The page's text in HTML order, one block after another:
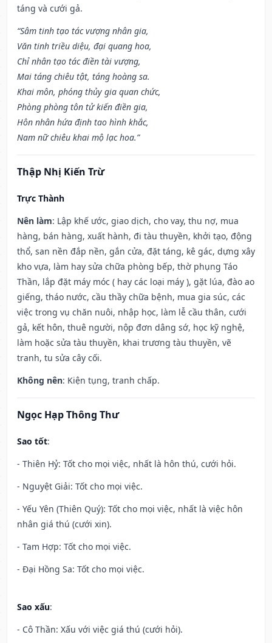
táng và cưới gả.
“Sâm tinh tạo tác vượng nhân gia,
Văn tinh triều diệu, đại quang hoa,
Chỉ nhân tạo tác điền tài vượng,
Mai táng chiêu tật, táng hoàng sa.
Khai môn, phóng thủy gia quan chức,
Phòng phòng tôn tử kiến điền gia,
Hôn nhân hứa định tao hình khắc,
Nam nữ chiêu khai mộ lạc hoa.”
Thập Nhị Kiến Trừ
Trực Thành
Nên làm: Lập khế ước, giao dịch, cho vay, thu nợ, mua
hàng, bán hàng, xuất hành, đi tàu thuyền, khởi tạo, động
thổ, san nền đắp nền, gắn cửa, đặt táng, kê gác, dựng xây
kho vựa, làm hay sửa chữa phòng bếp, thờ phụng Táo
Thần, lắp đặt máy móc ( hay các loại máy ), gặt lúa, đào ao
giếng, tháo nước, cầu thầy chữa bệnh, mua gia súc, các
việc trong vụ chăn nuôi, nhập học, làm lễ cầu thân, cưới
gả, kết hôn, thuê người, nộp đơn dâng sớ, học kỹ nghệ,
làm hoặc sửa tàu thuyền, khai trương tàu thuyền, vẽ
tranh, tu sửa cây cối.
Không nên: Kiện tụng, tranh chấp.
Ngọc Hạp Thông Thư
Sao tốt:
- Thiên Hỷ: Tốt cho mọi việc, nhất là hôn thú, cưới hỏi.
- Nguyệt Giải: Tốt cho mọi việc.
- Yếu Yên (Thiên Quý): Tốt cho mọi việc, nhất là việc hôn
nhân giá thú (cưới xin).
- Tam Hợp: Tốt cho mọi việc.
- Đại Hồng Sa: Tốt cho mọi việc.
Sao xấu:
- Cô Thần: Xấu với việc giá thú (cưới hỏi).